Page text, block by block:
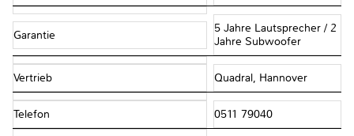
Garantie
5 Jahre Lautsprecher / 2
Jahre Subwoofer
Vertrieb Quadral, Hannover
Telefon 0511 79040